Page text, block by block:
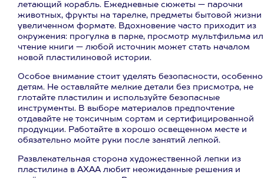
летающий корабль. Ежедневные сюжеты — парочки
животных, фрукты на тарелке, предметы бытовой жизни
увеличенном формате. Вдохновение часто приходит из
окружения: прогулка в парке, просмотр мультфильма
чтение книги — любой источник может стать началом
новой пластилиновой истории.
Особое внимание стоит уделять безопасности, особенно
детям. Не оставляйте мелкие детали без присмотра, не
глотайте пластилин и используйте безопасные
инструменты. В выборе материалов предпочтение
отдавайте не токсичным сортам и сертифицированной
продукции. Работайте в хорошо освещенном месте и
обязательно мойте руки после занятий лепкой.
Развлекательная сторона художественной лепки из
пластилина в АХАА любит неожиданные решения и